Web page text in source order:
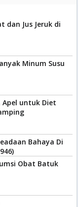
dan Jus Jeruk di
Minum Susu
Apel untuk Diet
Bahaya Di
Obat Batuk